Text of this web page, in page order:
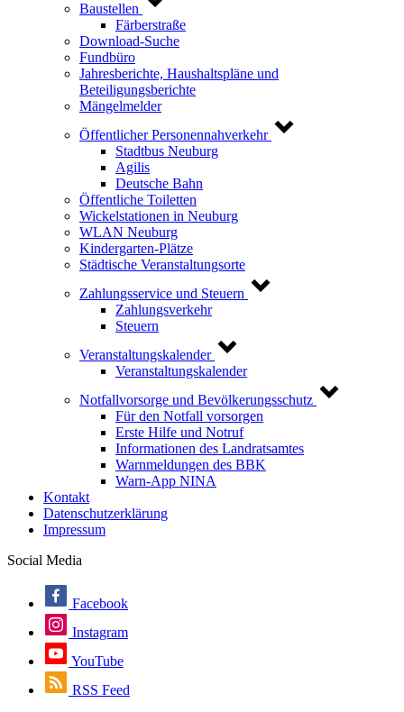
Baustellen
Färberstraße
Download-Suche
Fundbüro
Jahresberichte, Haushaltspläne und
Beteiligungsberichte
Mängelmelder
Öffentlicher Personennahverkehr
Stadtbus Neuburg
Agilis
Deutsche Bahn
Öffentliche Toiletten
Wickelstationen in Neuburg
WLAN Neuburg
Kindergarten-Plätze
Städtische Veranstaltungsorte
Zahlungsservice und Steuern
Zahlungsverkehr
Steuern
Veranstaltungskalender
Veranstaltungskalender
Notfallvorsorge und Bevölkerungsschutz
Für den Notfall vorsorgen
Erste Hilfe und Notruf
Informationen des Landratsamtes
Warnmeldungen des BBK
Warn-App NINA
Kontakt
Datenschutzerklärung
Impressum
Social Media
Facebook
Instagram
YouTube
RSS Feed